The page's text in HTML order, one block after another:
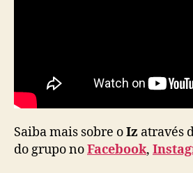
Saiba mais sobre oIz através
do grupo noFacebook,